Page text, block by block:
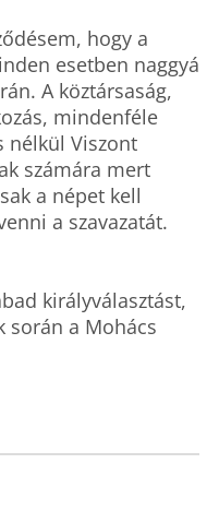
hogy a
esetben naggyá
A köztársaság,
mindenféle
nélkül Viszont
számára mert
a népet kell
a szavazatát.
királyválasztást,
a Mohács